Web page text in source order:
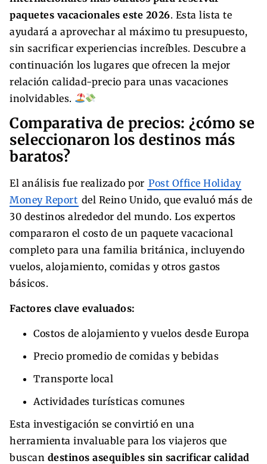
paquetes vacacionales este 2026. Esta lista te
ayudará a aprovechar al máximo tu presupuesto,
sin sacrificar experiencias increíbles. Descubre a
continuación los lugares que ofrecen la mejor
relación calidad-precio para unas vacaciones
inolvidables.
Comparativa de precios: ¿cómo se
seleccionaron los destinos más
baratos?
El análisis fue realizado por Post Office Holiday
Money Report del Reino Unido, que evaluó más de
30 destinos alrededor del mundo. Los expertos
compararon el costo de un paquete vacacional
completo para una familia británica, incluyendo
vuelos, alojamiento, comidas y otros gastos
básicos.
Factores clave evaluados:
Costos de alojamiento y vuelos desde Europa
Precio promedio de comidas y bebidas
Transporte local
Actividades turísticas comunes
Esta investigación se convirtió en una
herramienta invaluable para los viajeros que
buscan destinos asequibles sin sacrificar calidad